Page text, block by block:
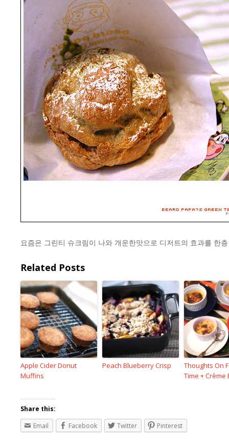
요즘은 그린티 슈크림이 나와 개운한맛으로 디저트의 효과를 한
Related Posts
Apple Cider Donut
Muffins
Peach Blueberry Crisp
Thoughts On
Time + Crème
Share this:
Email
Facebook Twitter Pinterest